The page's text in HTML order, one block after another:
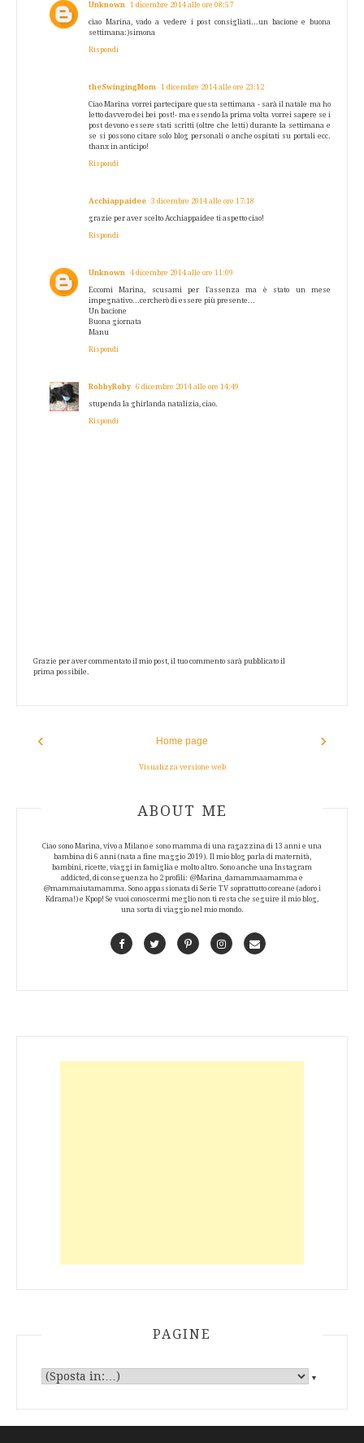
Unknown 1 dicembre 2014 alle ore 08:57
ciao Marina, vado a vedere i post consigliati...un bacione e buona
settimana:)simona
Rispondi
theSwingingMom 1 dicembre 2014 alle ore 23:12
Ciao Marina vorrei partecipare questa settimana - sarà il natale ma ho
letto davvero dei bei post!- ma essendo la prima volta vorrei sapere se i
post devono essere stati scritti (oltre che letti) durante la settimana e
se si possono citare solo blog personali o anche ospitati su portali ecc.
thanx in anticipo!
Rispondi
Acchiappaidee 3 dicembre 2014 alle ore 17:18
grazie per aver scelto Acchiappaidee ti aspetto ciao!
Rispondi
Unknown 4 dicembre 2014 alle ore 11:09
Eccomi Marina, scusami per l'assenza ma è stato un mese
impegnativo...cercherò di essere più presente...
Un bacione
Buona giornata
Manu
Rispondi
RobbyRoby 6 dicembre 2014 alle ore 14:49
stupenda la ghirlanda natalizia, ciao.
Rispondi
Grazie per aver commentato il mio post, il tuo commento sarà pubblicato il
prima possibile.
‹ ›
Home page
Visualizza versione web
ABOUT AUTHOR
ABOUT ME
Ciao sono Marina, vivo a Milano e sono mamma di una ragazzina di 13 anni e una
bambina di 6 anni (nata a fine maggio 2019). Il mio blog parla di maternità,
bambini, ricette, viaggi in famiglia e molto altro. Sono anche una Instagram
addicted, di conseguenza ho 2 profili: @Marina_damammaamamma e
@mammaiutamamma. Sono appassionata di Serie TV soprattutto coreane (adoro i
Kdrama!) e Kpop! Se vuoi conoscermi meglio non ti resta che seguire il mio blog,
una sorta di viaggio nel mio mondo.
FacebookTwitterPinterestInstagramContact
PAGINE
▼